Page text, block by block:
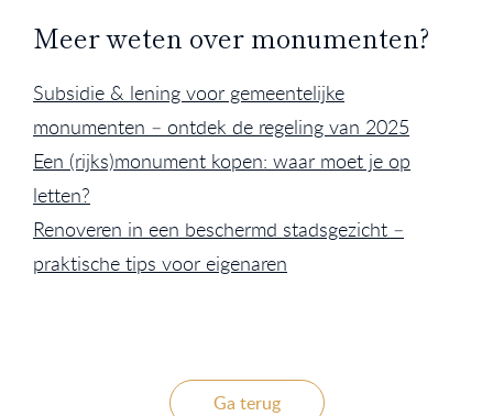
Meer weten over monumenten?
Subsidie & lening voor gemeentelijke
monumenten – ontdek de regeling van 2025
Een (rijks)monument kopen: waar moet je op
letten?
Renoveren in een beschermd stadsgezicht –
praktische tips voor eigenaren
Ga terug